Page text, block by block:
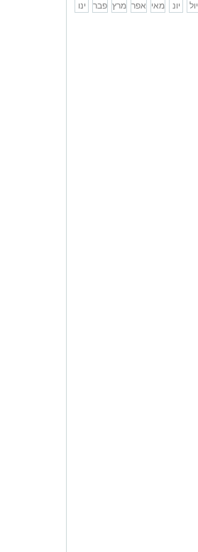
ינו
פבר מרץ אפר מאי יונ יול